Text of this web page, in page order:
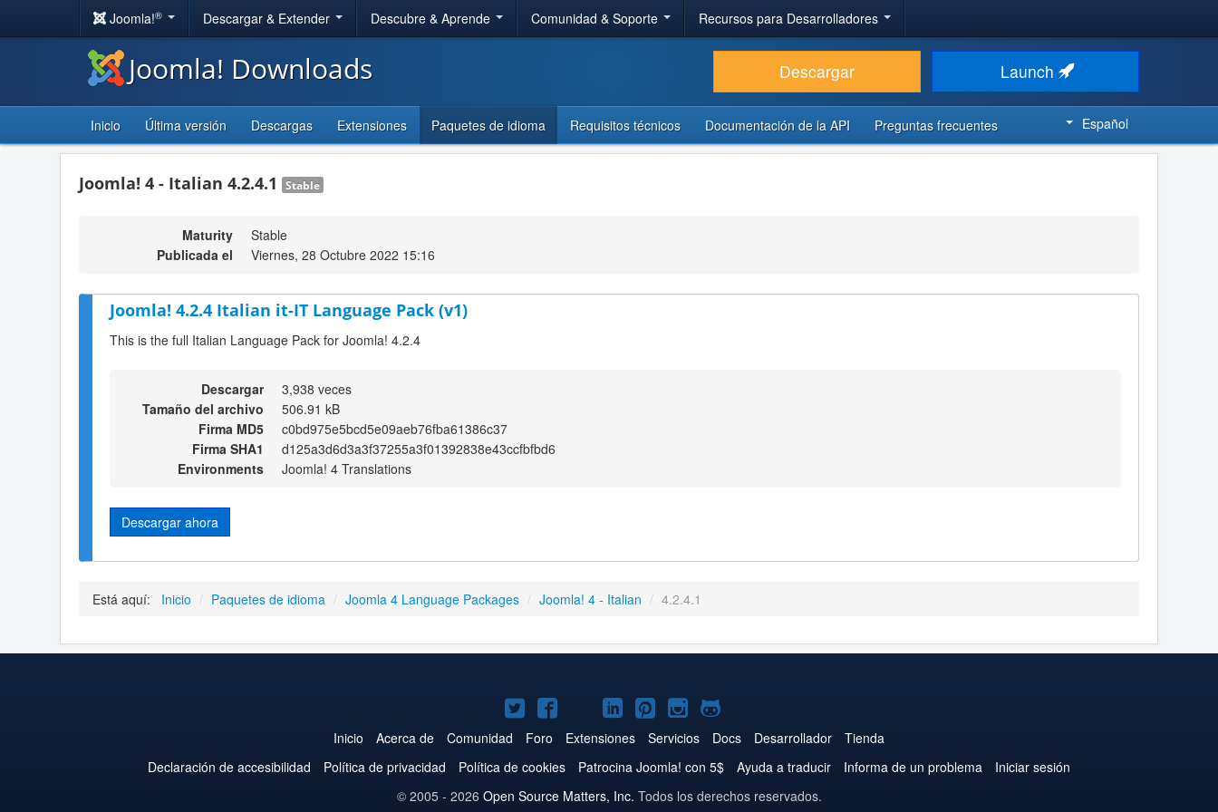
Joomla!® Descargar & Extender Descubre & Aprende Comunidad & Soporte Recursos para Desarrolladores
Joomla! Downloads Descargar Launch
Inicio Última versión Descargas Extensiones Paquetes de idioma Requisitos técnicos Documentación de la API Preguntas frecuentes Español
Joomla! 4 - Italian 4.2.4.1 Stable
Maturity
Stable
Publicada el
Viernes, 28 Octubre 2022 15:16
Joomla! 4.2.4 Italian it-IT Language Pack (v1)
This is the full Italian Language Pack for Joomla! 4.2.4
Descargar
3,938 veces
Tamaño del archivo
506.91 kB
Firma MD5
c0bd975e5bcd5e09aeb76fba61386c37
Firma SHA1
d125a3d6d3a3f37255a3f01392838e43ccfbfbd6
Environments
Joomla! 4 Translations
Descargar ahora
Está aquí: Inicio / Paquetes de idioma / Joomla 4 Language Packages / Joomla! 4 - Italian / 4.2.4.1
Joomla!
en
Twitter
Joomla!
en
Facebook
Joomla!
en
YouTube
Joomla!
en
LinkedIn
Joomla!
en
Pinterest
Joomla!
en
Instagram
Joomla!
en
GitHub
Inicio Acerca de Comunidad Foro Extensiones Servicios Docs Desarrollador
Tienda
Declaración de accesibilidad
Política de privacidad Política de cookies Patrocina Joomla! con 5$ Ayuda a traducir Informa de un problema
Iniciar sesión
© 2005 - 2026 Open Source Matters, Inc. Todos los derechos reservados.